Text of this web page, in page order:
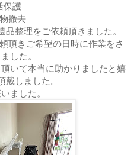
保護
撤去
整理をご依頼頂きました。
頂きご希望の日時に作業をさ
した。
いて本当に助かりましたと嬉
戴しました。
ました。